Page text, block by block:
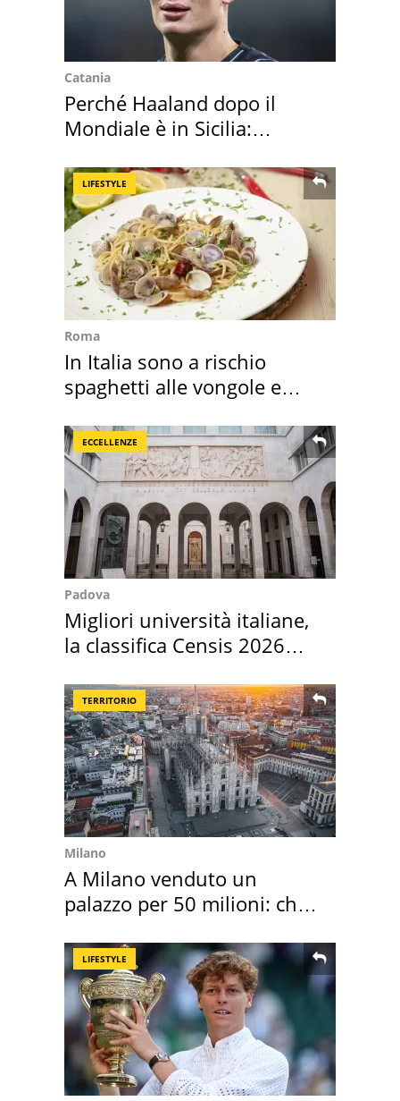
Catania
Perché Haaland dopo il
Mondiale è in Sicilia:
LIFESTYLE
Roma
In Italia sono a rischio
spaghetti alle vongole e
ECCELLENZE
Padova
Migliori università italiane,
la classifica Censis 2026
TERRITORIO
Milano
A Milano venduto un
palazzo per 50 milioni: chi
LIFESTYLE